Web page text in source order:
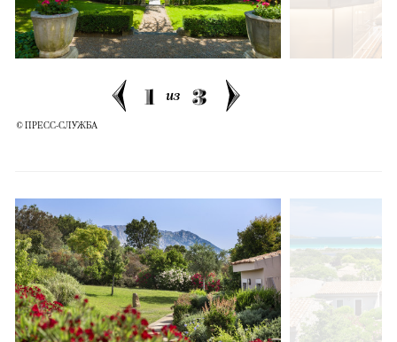
1 из 3
© ПРЕСС-СЛУЖБА